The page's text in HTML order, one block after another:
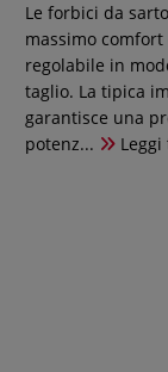
Le forbici da
massimo
regolabile in
taglio. La tipica
garantisce una
potenz...